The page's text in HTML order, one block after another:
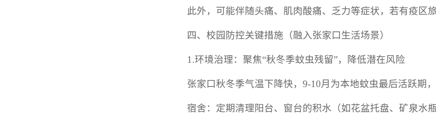
此外，可能伴随头痛、肌肉酸痛、乏力等症状，若有疫区
四、校园防控关键措施（融入张家口生活场景）
1.环境治理：聚焦“秋冬季蚊虫残留”，降低潜在风险
张家口秋冬季气温下降快，9-10月为本地蚊虫最后活跃期，
宿舍：定期清理阳台、窗台的积水（如花盆托盘、矿泉水